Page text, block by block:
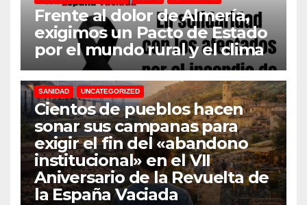
Frente al dolor de Almería,
exigimos un Pacto de Estado
por el mundo rural y el clima
31M DEFENSA DEL AGUA DESPOBLACION FERROCARRIL
MACROGRANJAS PLANTAS BIOGÁS RENOVABLES
SANIDAD UNCATEGORIZED
Cientos de pueblos hacen
sonar sus campanas para
exigir el fin del «abandono
institucional» en el VII
Aniversario de la Revuelta de
la España Vaciada